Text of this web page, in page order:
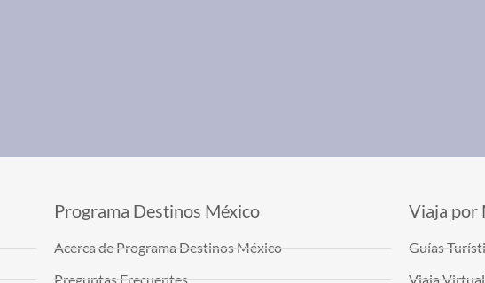
Programa Destinos México
Acerca de Programa Destinos México
Preguntas Frecuentes
Viaja por
Guías
Viaja